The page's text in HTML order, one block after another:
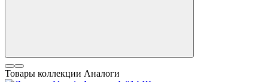
Товары коллекции Аналоги